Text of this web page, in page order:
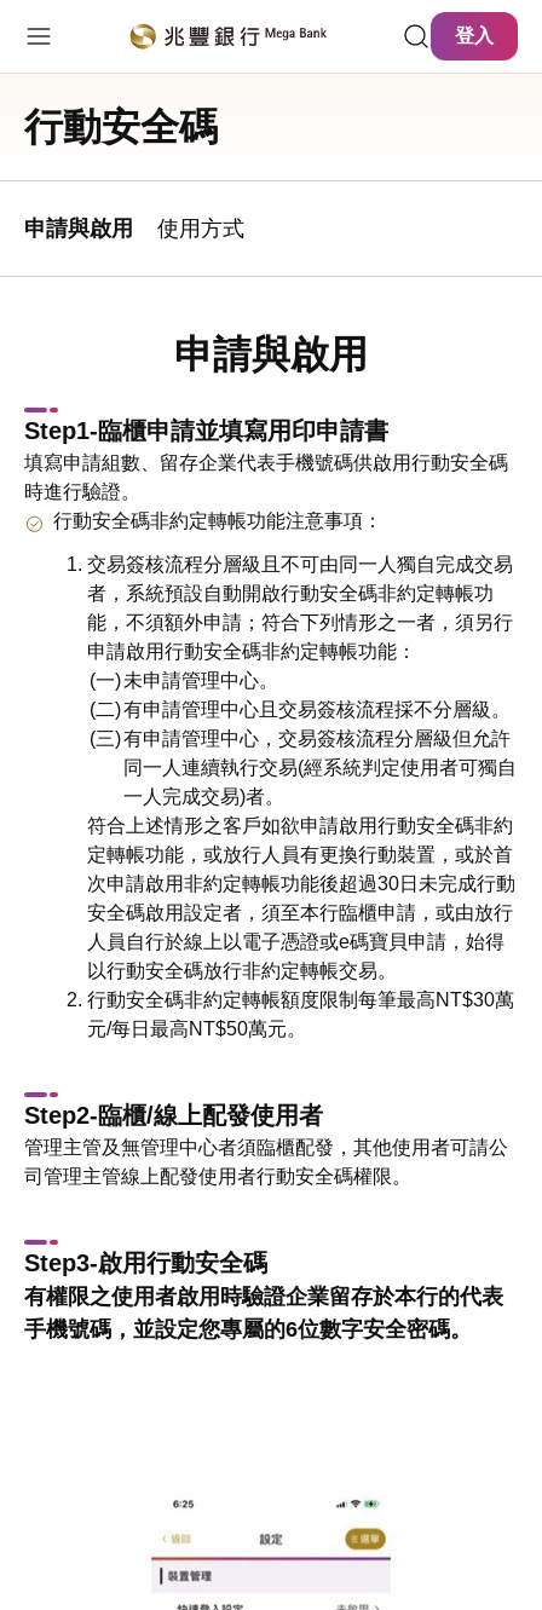
登入
行動安全碼
申請與啟用 使用方式
申請與啟用
Step1-臨櫃申請並填寫用印申請書
填寫申請組數、留存企業代表手機號碼供啟用行動安全碼
時進行驗證。
行動安全碼非約定轉帳功能注意事項：
交易簽核流程分層級且不可由同一人獨自完成交易
者，系統預設自動開啟行動安全碼非約定轉帳功
能，不須額外申請；符合下列情形之一者，須另行
申請啟用行動安全碼非約定轉帳功能：
未申請管理中心。
有申請管理中心且交易簽核流程採不分層級。
有申請管理中心，交易簽核流程分層級但允許
同一人連續執行交易(經系統判定使用者可獨自
一人完成交易)者。
符合上述情形之客戶如欲申請啟用行動安全碼非約
定轉帳功能，或放行人員有更換行動裝置，或於首
次申請啟用非約定轉帳功能後超過30日未完成行動
安全碼啟用設定者，須至本行臨櫃申請，或由放行
人員自行於線上以電子憑證或e碼寶貝申請，始得
以行動安全碼放行非約定轉帳交易。
行動安全碼非約定轉帳額度限制每筆最高NT$30萬
元/每日最高NT$50萬元。
Step2-臨櫃/線上配發使用者
管理主管及無管理中心者須臨櫃配發，其他使用者可請公
司管理主管線上配發使用者行動安全碼權限。
Step3-啟用行動安全碼
有權限之使用者啟用時驗證企業留存於本行的代表
手機號碼，並設定您專屬的6位數字安全密碼。